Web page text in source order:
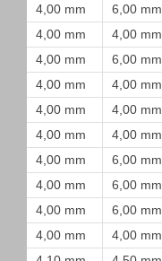
4,00 mm
6,00 mm
4,00 mm
4,00 mm
4,00 mm
6,00 mm
4,00 mm
4,00 mm
4,00 mm
4,00 mm
4,00 mm
4,00 mm
4,00 mm
6,00 mm
4,00 mm
6,00 mm
4,00 mm
6,00 mm
4,00 mm
4,00 mm